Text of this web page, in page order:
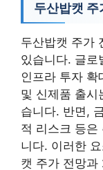
두산밥캣
두산밥캣 주가
있습니다. 글로
인프라 투자 확
및 신제품 출시
습니다. 반면,
적 리스크 등은
니다. 이러한
캣 주가 전망